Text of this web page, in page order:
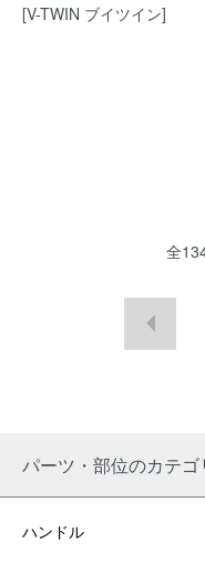
[V-TWIN ブイツイン]
全
パーツ・部位のカテゴ
ハンドル